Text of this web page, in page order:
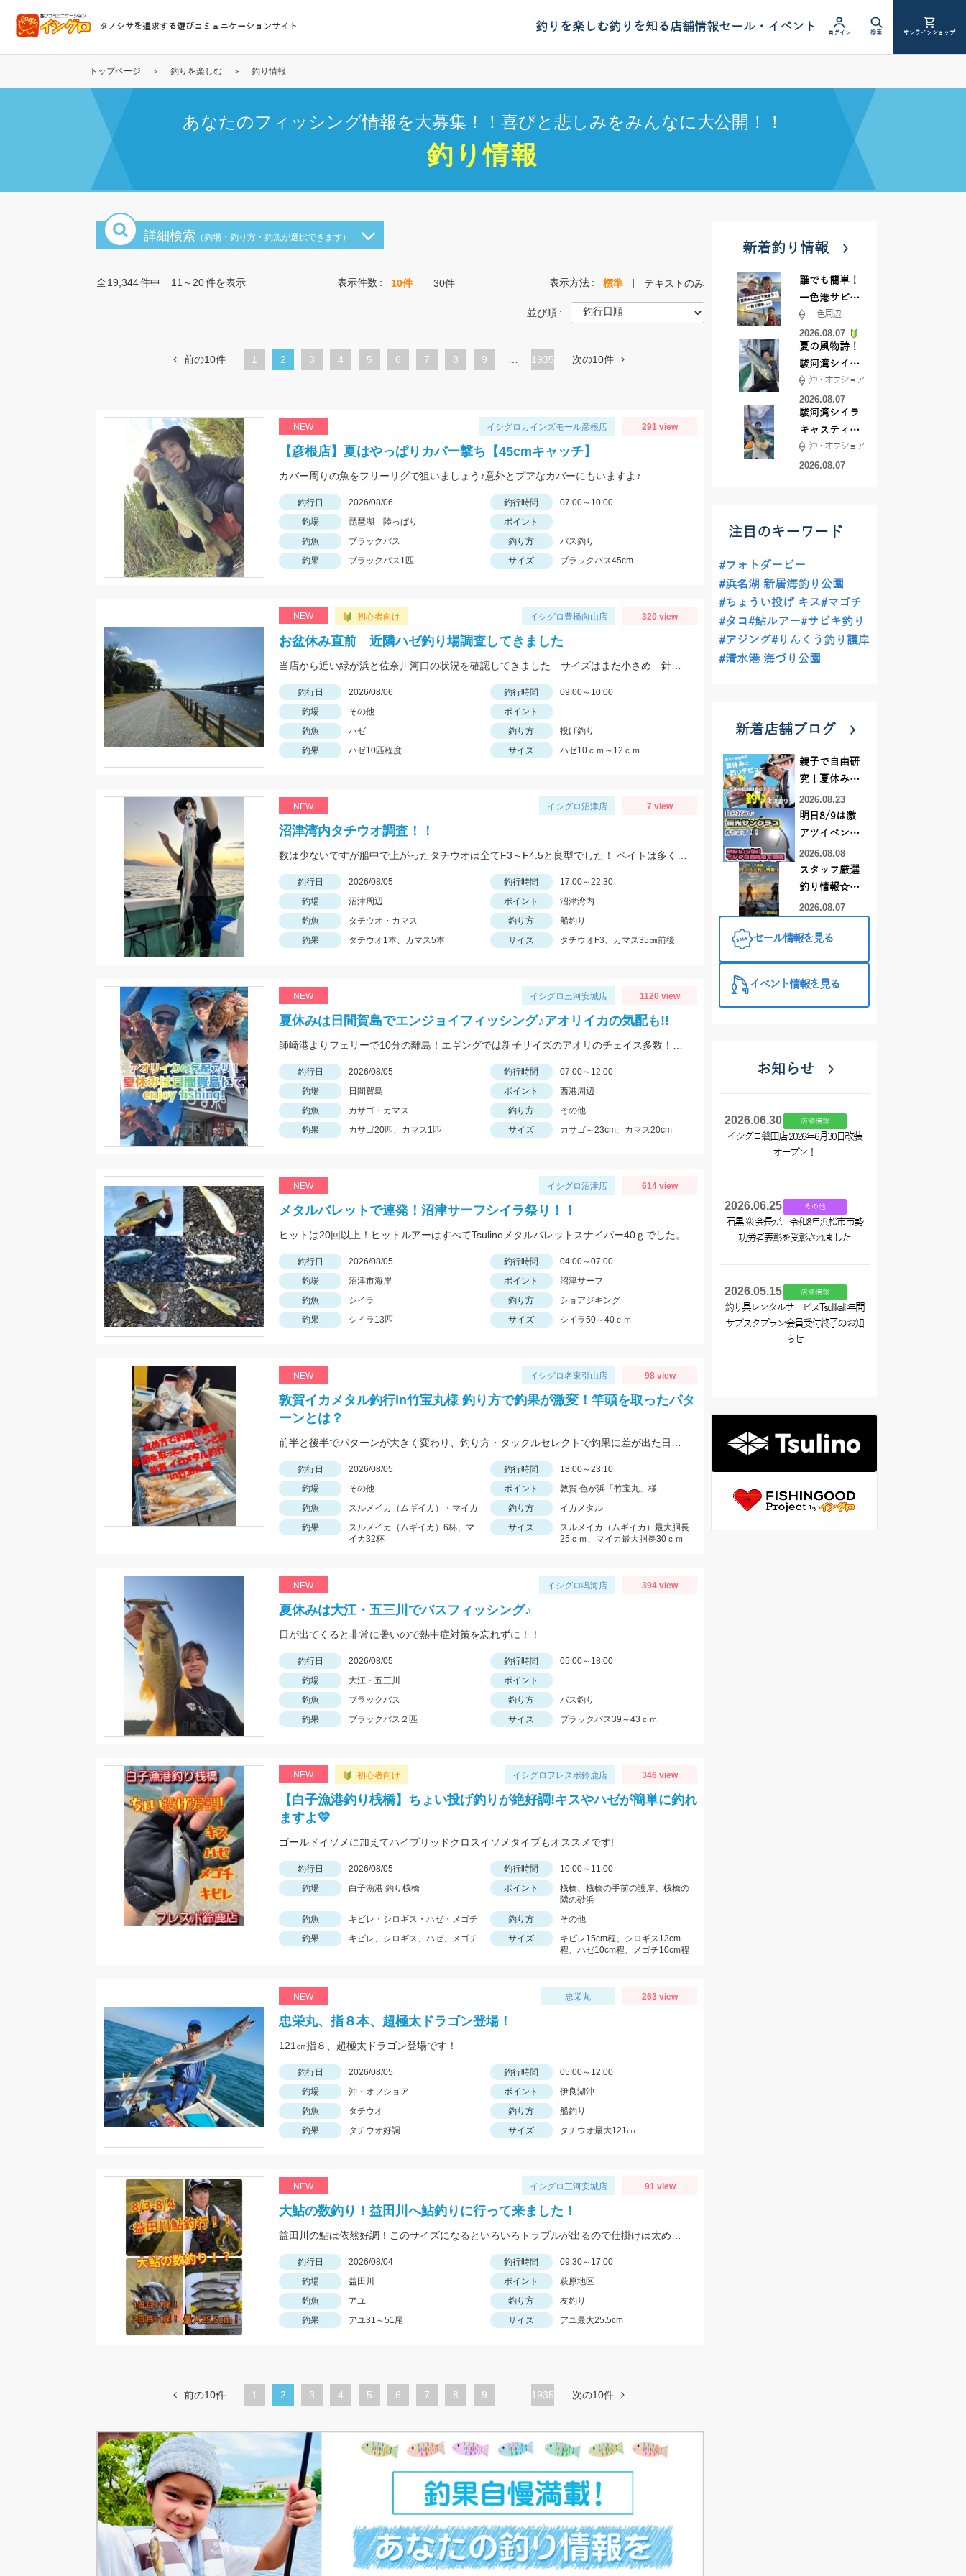
コ
テ
タノシサを追求する遊びコミュニケーションサイト 釣りを楽しむ釣りを知る店舗情報セール・イベント ログイン 検索 オンラインショップ
トップページ 釣りを楽しむ 釣り情報
あなたのフィッシング情報を大募集！！喜びと悲しみをみんなに大公開！！
釣り情報
詳細検索 （釣場・釣り方・釣魚が選択できます）
全19,344件中 11～20件を表示 表示件数 10件 30件 表示方法 標準 テキストのみ
並び順
前の10件 1
カ
ペ
2
ペ
3
ペ
4
ペ
5
ペ
6
ペ
7
ペ
8
ペ
9 1935 次の10件
NEW イシグロカインズモール彦根店 291 view
【彦根店】夏はやっぱりカバー撃ち【45cmキャッチ】
カバー周りの魚をフリーリグで狙いましょう♪意外とプアなカバーにもいますよ♪
釣行日 2026/08/06 釣行時間
07:00～10:00
釣場
琵琶湖 陸っぱり
ポイント
釣魚
ブラックバス 釣り方
バス釣り
釣果
ブラックバス1匹 サイズ ブラックバス45cm
NEW 初心者向け イシグロ豊橋向山店 320 view
お盆休み直前 近隣ハゼ釣り場調査してきました
釣行日 2026/08/06 釣行時間
09:00～10:00
釣場
その他
ポイント
釣魚
ハゼ 釣り方
投げ釣り
釣果
ハゼ10匹程度 サイズ ハゼ10ｃｍ～12ｃｍ
NEW イシグロ沼津店 7 view
沼津湾内タチウオ調査！！
釣行日 2026/08/05 釣行時間
17:00～22:30
釣場
沼津周辺 ポイント
沼津湾内
釣魚
タチウオ・カマス 釣り方
船釣り
釣果
タチウオ1本、カマス5本 サイズ タチウオF3、カマス35㎝前後
NEW イシグロ三河安城店 1120 view
夏休みは日間賀島でエンジョイフィッシング♪アオリイカの気配も!!
釣行日 2026/08/05 釣行時間
07:00～12:00
釣場
日間賀島 ポイント
西港周辺
釣魚
カサゴ・カマス 釣り方
その他
釣果
カサゴ20匹、カマス1匹 サイズ カサゴ～23cm、カマス20cm
NEW イシグロ沼津店 614 view
メタルバレットで連発！沼津サーフシイラ祭り！！
ヒットは20回以上！ヒットルアーはすべてTsulinoメタルバレットスナイパー40ｇでした。
釣行日 2026/08/05 釣行時間
04:00～07:00
釣場
沼津市海岸 ポイント
沼津サーフ
釣魚
シイラ 釣り方
ショアジギング
釣果
シイラ13匹 サイズ シイラ50～40ｃｍ
NEW イシグロ名東引山店 98 view
敦賀イカメタル釣行in竹宝丸様 釣り方で釣果が激変！竿頭を取ったパタ
ーンとは？
釣行日 2026/08/05 釣行時間
18:00～23:10
釣場
その他 ポイント
敦賀 色が浜「竹宝丸」様
釣魚
スルメイカ（ムギイカ）・マイカ 釣り方
イカメタル
釣果
スルメイカ（ムギイカ）6杯、マ
イカ32杯
サイズ
スルメイカ（ムギイカ）最大胴長
25ｃｍ、マイカ最大胴長30ｃｍ
NEW イシグロ鳴海店 394 view
夏休みは大江・五三川でバスフィッシング♪
日が出てくると非常に暑いので熱中症対策を忘れずに！！
釣行日 2026/08/05 釣行時間
05:00～18:00
釣場
大江・五三川
ポイント
釣魚
ブラックバス 釣り方
バス釣り
釣果
ブラックバス２匹 サイズ ブラックバス39～43ｃｍ
NEW 初心者向け イシグロフレスポ鈴鹿店 346 view
【白子漁港釣り桟橋】ちょい投げ釣りが絶好調!キスやハゼが簡単に釣れ
ますよ💛
ゴールドイソメに加えてハイブリッドクロスイソメタイプもオススメです!
釣行日 2026/08/05 釣行時間
10:00～11:00
釣場
白子漁港 釣り桟橋 ポイント
桟橋、桟橋の手前の護岸、桟橋の
隣の砂浜
釣魚
キビレ・シロギス・ハゼ・メゴチ 釣り方
その他
釣果
キビレ、シロギス、ハゼ、メゴチ サイズ
キビレ15cm程、シロギス13cm
程、ハゼ10cm程、メゴチ10cm程
NEW 忠栄丸 263 view
忠栄丸、指８本、超極太ドラゴン登場！
121㎝指８、超極太ドラゴン登場です！
釣行日 2026/08/05 釣行時間
05:00～12:00
釣場
沖・オフショア ポイント
伊良湖沖
釣魚
タチウオ 釣り方
船釣り
釣果
タチウオ好調 サイズ タチウオ最大121㎝
NEW イシグロ三河安城店 91 view
大鮎の数釣り！益田川へ鮎釣りに行って来ました！
釣行日 2026/08/04 釣行時間
09:30～17:00
釣場
益田川 ポイント
萩原地区
釣魚
アユ 釣り方
友釣り
釣果
アユ31～51尾 サイズ アユ最大25.5cm
前の10件 1
カ
ン
ト
ペ
ー
ジ
2
ペ
ジ
3
ペ
4
ペ
5
ペ
6
ペ
7
ペ
8
ペ
9 1935 次の10件
新着釣り情報
誰でも簡単！
一色港サビキ
＆ちょい投げ
一色周辺
2026.08.07
夏の風物詩！
駿河湾シイラ
キャスティン
グ行ってきま
した！！
沖・オフショア
2026.08.07
駿河湾シイラ
キャスティン
グ行ってきま
した！
沖・オフショア
2026.08.07
注目のキーワード
#フォトダービー
#浜名湖 新居海釣り公園
#ちょうい投げ キス#マゴチ
#タコ#鮎ルアー#サビキ釣り
#アジング#りんくう釣り護岸
#清水港 海づり公園
新着店舗ブログ
親子で自由研
究！夏休みに
釣りデビュー
2026.08.23
明日8/9は激
アツイベント
日！！！～オ
ーダー偏光グ
ラス受注会～
2026.08.08
スタッフ厳選
釣り情報☆彡
連休は何釣り
♪【イシグロ
2026.08.07
セール情報を見る
イベント情報を見る
お知らせ
2026.06.30 店舗情報
イシグロ磐田店 2026年6月30日改装
オープン！
2026.06.25 その他
石黒 衆 会長が、令和8年浜松市市勢
功労者表彰を受彰されました
2026.05.15 店舗情報
釣り具レンタルサービスTsulikali 年間
サブスクプラン会員受付終了のお知
らせ